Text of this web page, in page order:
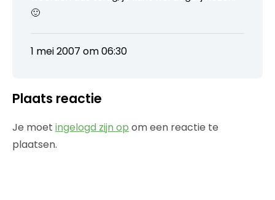
🙂
1 mei 2007 om 06:30
Plaats reactie
Je moet ingelogd zijn op om een reactie te
plaatsen.